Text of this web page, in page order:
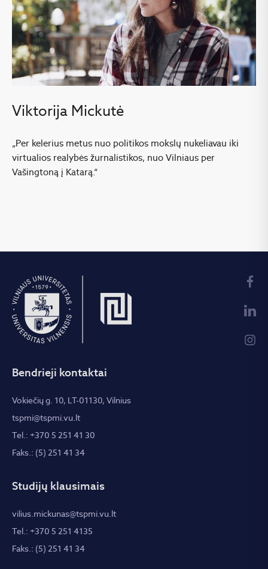
Viktorija Mickutė
„Per kelerius metus nuo politikos mokslų nukeliavau iki
virtualios realybės žurnalistikos, nuo Vilniaus per
Vašingtoną į Katarą.“
Bendrieji kontaktai
Vokiečių g. 10, LT-01130, Vilnius
tspmi@tspmi.vu.lt
Tel.: +370 5 251 41 30
Faks.: (5) 251 41 34
Studijų klausimais
vilius.mickunas@tspmi.vu.lt
Tel.: +370 5 251 4135
Faks.: (5) 251 41 34